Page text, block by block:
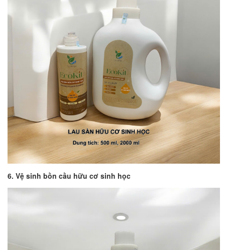
6. Vệ sinh bồn cầu hữu cơ sinh học